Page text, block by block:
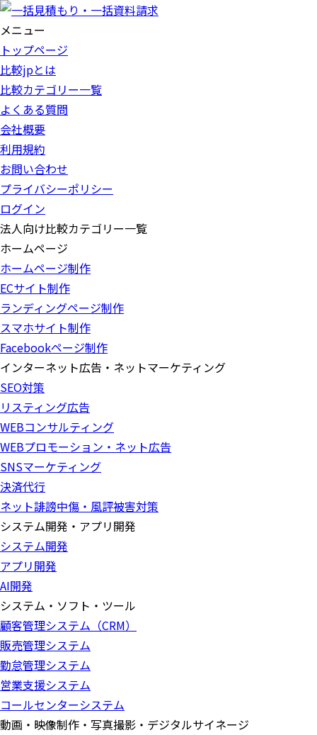
メニュー
トップページ
比較jpとは
比較カテゴリー一覧
よくある質問
会社概要
利用規約
お問い合わせ
プライバシーポリシー
ログイン
法人向け比較カテゴリー一覧
ホームページ
ホームページ制作
ECサイト制作
ランディングページ制作
スマホサイト制作
Facebookページ制作
インターネット広告・ネットマーケティング
SEO対策
リスティング広告
WEBコンサルティング
WEBプロモーション・ネット広告
SNSマーケティング
決済代行
ネット誹謗中傷・風評被害対策
システム開発・アプリ開発
システム開発
アプリ開発
AI開発
システム・ソフト・ツール
顧客管理システム（CRM）
販売管理システム
勤怠管理システム
営業支援システム
コールセンターシステム
動画・映像制作・写真撮影・デジタルサイネージ